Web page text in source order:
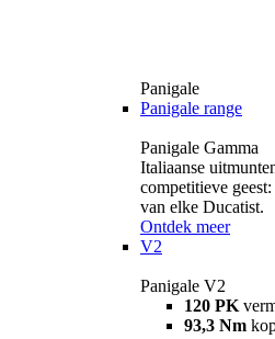
Panigale
Panigale range
Panigale Gamma
Italiaanse
competitieve
van elke Ducatist.
Ontdek meer
V2
Panigale V2
120 PK
93,3 Nm